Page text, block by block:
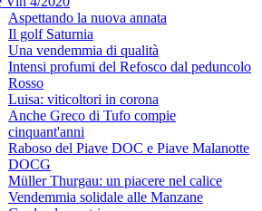
Aspettando la nuova annata
Il golf Saturnia
Una vendemmia di qualità
Intensi profumi del Refosco dal peduncolo
Rosso
Luisa: viticoltori in corona
Anche Greco di Tufo compie
cinquant'anni
Raboso del Piave DOC e Piave Malanotte
DOCG
Müller Thurgau: un piacere nel calice
Vendemmia solidale alle Manzane